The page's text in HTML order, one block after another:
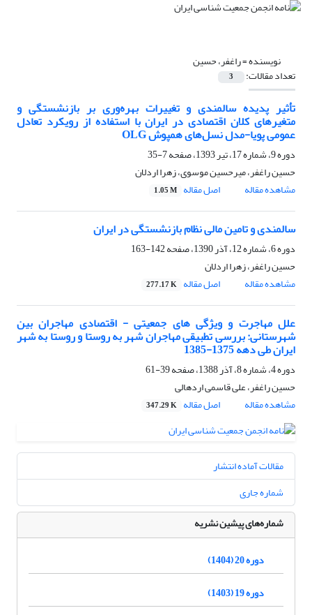
نویسنده =راغفر، حسین
تعداد مقالات: 3
تأثیر پدیده سالمندی و تغییرات بهره‌وری بر بازنشستگی و
متغیر‌های کلان اقتصادی در ایران با استفاده از رویکرد تعادل
عمومی پویا-مدل نسل‌های همپوش OLG
دوره 9، شماره 17، تیر 1393، صفحه
7-35
حسین راغفر، میرحسین موسوی، زهرا اردلان
مشاهده مقاله
اصل مقاله 1.05 M
سالمندی و تامین مالی نظام بازنشستگی در ایران
دوره 6، شماره 12، آذر 1390، صفحه
142-163
حسین راغفر، زهرا اردلان
مشاهده مقاله
اصل مقاله 277.17 K
علل مهاجرت و ویژگی های جمعیتی - اقتصادی مهاجران بین
شهرستانی: بررسی تطبیقی مهاجران شهر به روستا و روستا به شهر
ایران طی دهه 1375-1385
دوره 4، شماره 8، آذر 1388، صفحه
39-61
حسین راغفر، علی قاسمی اردهالی
مشاهده مقاله
اصل مقاله 347.29 K
مقالات آماده انتشار
شماره جاری
شماره‌های پیشین نشریه
دوره 20 (1404)
دوره 19 (1403)